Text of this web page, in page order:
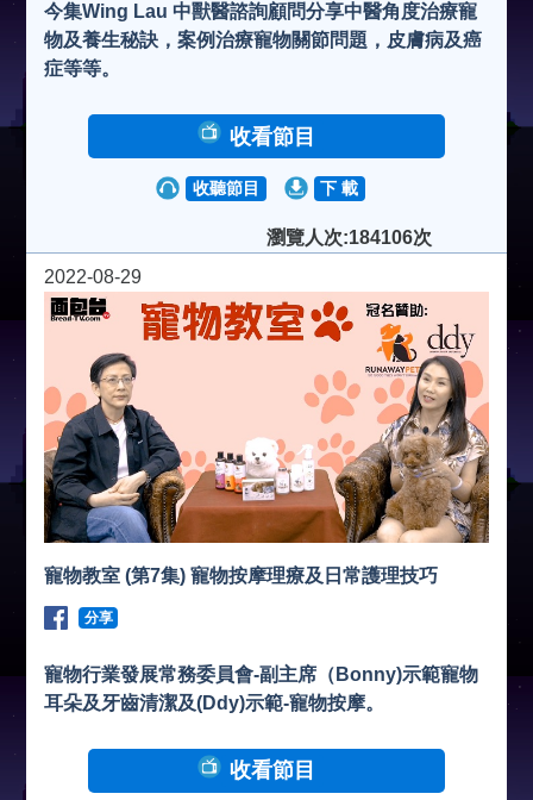
今集Wing Lau 中獸醫諮詢顧問分享中醫角度治療寵
物及養生秘訣，案例治療寵物關節問題，皮膚病及癌
症等等。
收看節目
收聽節目 下 載
瀏覽人次:184106次
2022-08-29
寵物教室 (第7集) 寵物按摩理療及日常護理技巧
分享
寵物行業發展常務委員會-副主席（Bonny)示範寵物
耳朵及牙齒清潔及(Ddy)示範-寵物按摩。
收看節目